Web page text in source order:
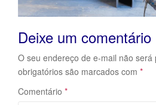
Deixe um comentário
O seu endereço de e-mail não será
obrigatórios são marcados com *
Comentário *